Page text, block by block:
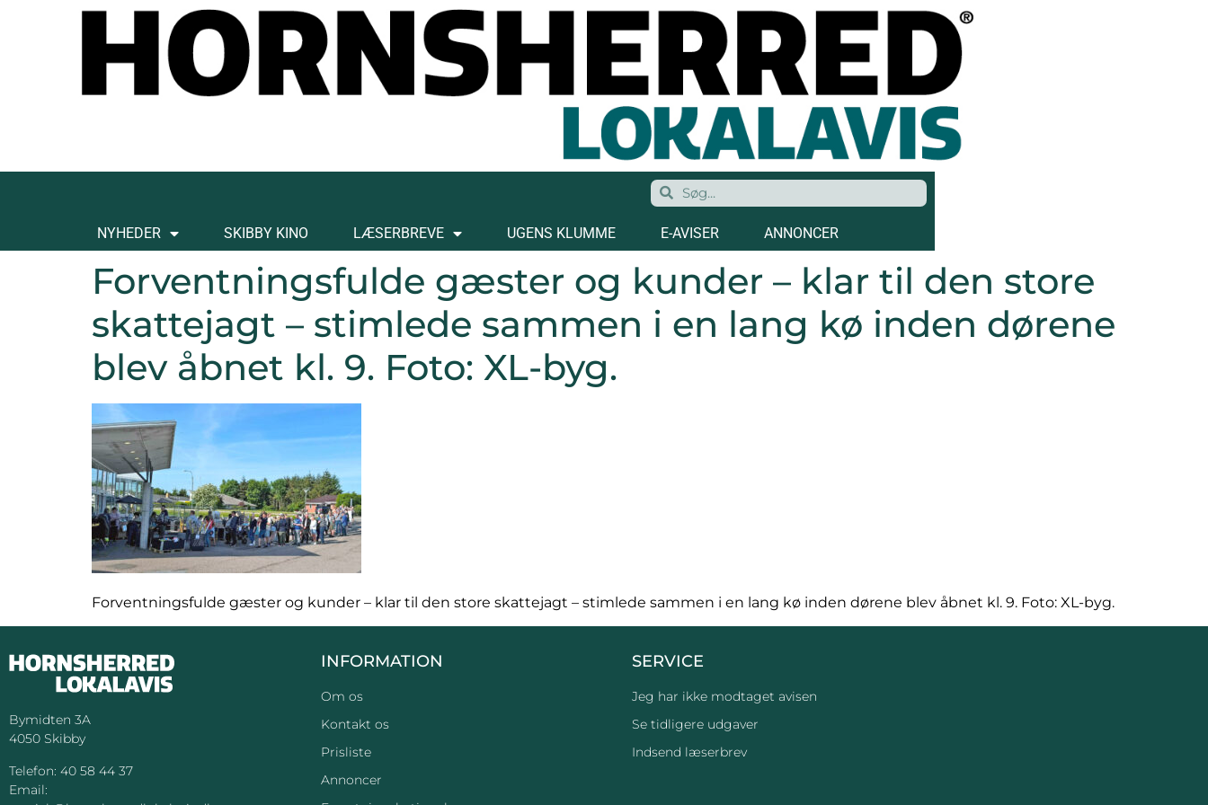
NYHEDER SKIBBY KINO LÆSERBREVE UGENS KLUMME E-AVISER ANNONCER
Forventningsfulde gæster og kunder – klar til den store
skattejagt – stimlede sammen i en lang kø inden dørene
blev åbnet kl. 9. Foto: XL-byg.
Forventningsfulde gæster og kunder – klar til den store skattejagt – stimlede sammen i en lang kø inden dørene blev åbnet kl. 9. Foto: XL-byg.
Bymidten 3A
4050 Skibby
Telefon: 40 58 44 37
Email:
INFORMATION
Om os
Kontakt os
Prisliste
Annoncer
SERVICE
Jeg har ikke modtaget avisen
Se tidligere udgaver
Indsend læserbrev